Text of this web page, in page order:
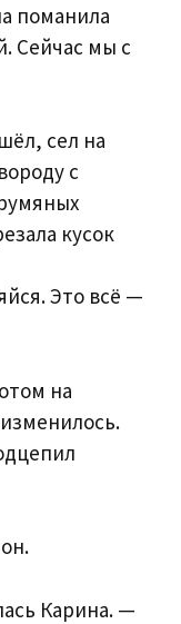
поманила
Сейчас мы с
сел на
с
кусок
Это всё —
на
изменилось.
Карина. —